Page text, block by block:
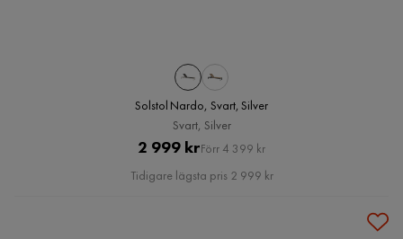
Solstol Nardo, Svart, Silver
Svart, Silver
Pris
2 999 krOriginal
Pris
Förr 4 399 kr
Tidigare lägsta pris 2 999 kr